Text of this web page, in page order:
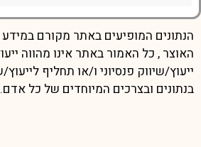
הנתונים המופיעים באתר מקורם
האוצר , כל האמור באתר אינו מהווה
ייעוץ/שיווק פנסיוני ו/או תחליף
בנתונים ובצרכים המיוחדים של כל אדם.